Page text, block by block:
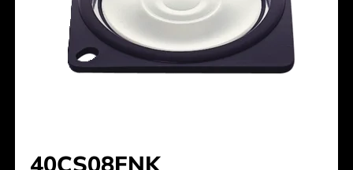
40CS08FNK